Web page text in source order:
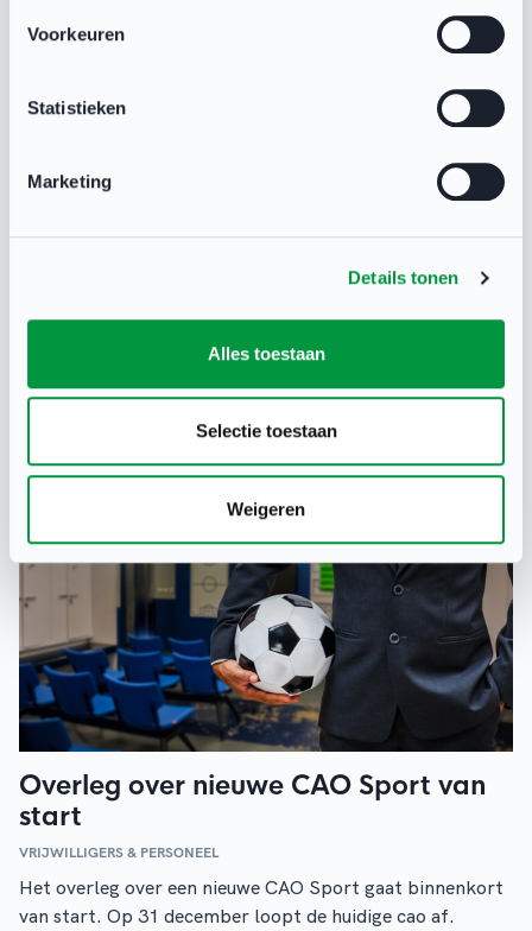
Voorkeuren
Statistieken
Marketing
Details tonen
Alles toestaan
Selectie toestaan
Weigeren
NOC*NSF
Overleg over nieuwe CAO Sport van
start
VRIJWILLIGERS & PERSONEEL
Het overleg over een nieuwe CAO Sport gaat binnenkort
van start. Op 31 december loopt de huidige cao af.